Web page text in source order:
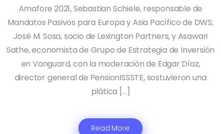
Amafore 2021, Sebastian Schiele, responsable de
Mandatos Pasivos para Europa y Asia Pacífico de DWS;
José M. Sosa, socio de Lexington Partners, y Asawari
Sathe, economista de Grupo de Estrategia de Inversión
en Vanguard, con la moderación de Edgar Díaz,
director general de PensionISSSTE, sostuvieron una
plática […]
Read More